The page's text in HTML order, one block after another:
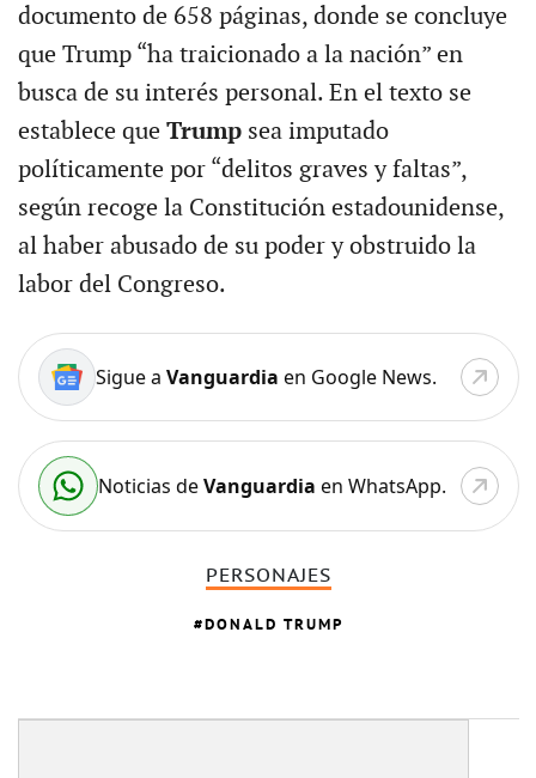
documento de 658 páginas, donde se concluye
que Trump “ha traicionado a la nación” en
busca de su interés personal. En el texto se
establece que Trump sea imputado
políticamente por “delitos graves y faltas”,
según recoge la Constitución estadounidense,
al haber abusado de su poder y obstruido la
labor del Congreso.
Sigue a Vanguardia en Google News.
Noticias deVanguardia en WhatsApp.
PERSONAJES
DONALD TRUMP